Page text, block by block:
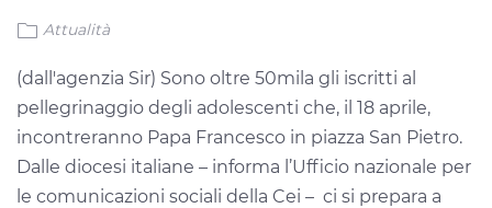
Attualità
(dall'agenzia Sir) Sono oltre 50mila gli iscritti al
pellegrinaggio degli adolescenti che, il 18 aprile,
incontreranno Papa Francesco in piazza San Pietro.
Dalle diocesi italiane – informa l’Ufficio nazionale per
le comunicazioni sociali della Cei – ci si prepara a